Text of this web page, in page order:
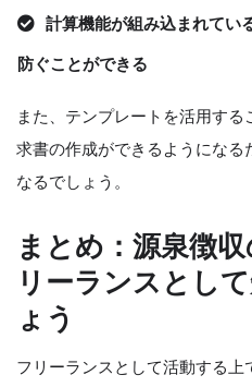
計算機能が組み込まれてい
防ぐことができる
また、テンプレートを活用す
求書の作成ができるようにな
なるでしょう。
まとめ：源泉徴
リーランスとし
ょう
フリーランスとして活動する